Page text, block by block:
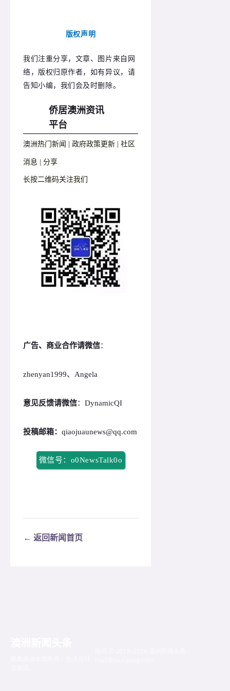
版权声明
我们注重分享，文章、图片来自网
络，版权归原作者，如有异议，请
告知小编，我们会及时删除。
侨居澳洲资讯
平台
澳洲热门新闻 | 政府政策更新 | 社区
消息 | 分享
长按二维码关注我们
广告、商业合作请微信：
zhenyan1999、Angela
意见反馈请微信：DynamicQI
投稿邮箱： qiaojuaunews@qq.com
微信号：o0NewsTalk0o
← 返回新闻首页